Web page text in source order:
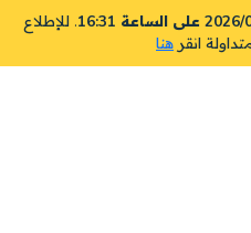
الساعة 16:31
. للإطلاع
انقر هنا